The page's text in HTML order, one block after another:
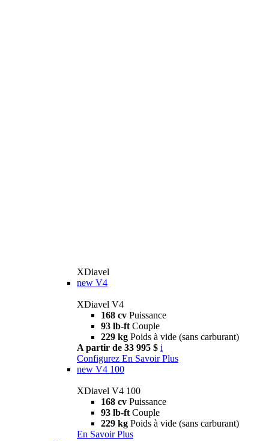
XDiavel
new V4
XDiavel V4
168 cv Puissance
93 lb-ft Couple
229 kg Poids à vide (sans carburant)
A partir de 33 995 $ i
Configurez En Savoir Plus
new V4 100
XDiavel V4 100
168 cv Puissance
93 lb-ft Couple
229 kg Poids à vide (sans carburant)
En Savoir Plus